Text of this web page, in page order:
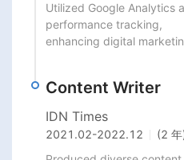
Utilized Google Analytics
performance tracking,
enhancing digital
Content Writer
IDN Times
2021.02-2022.12
(2 年